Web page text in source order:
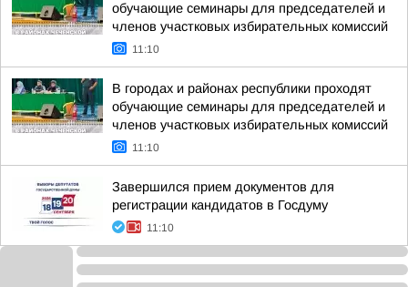
обучающие семинары для председателей и
членов участковых избирательных комиссий
11:10
В городах и районах республики проходят
обучающие семинары для председателей и
членов участковых избирательных комиссий
11:10
Завершился прием документов для
регистрации кандидатов в Госдуму
11:10